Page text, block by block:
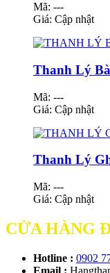
Mã: ---
Giá: Cập nhật
Thanh Lý
Mã: ---
Giá: Cập nhật
Thanh Lý
Mã: ---
Giá: Cập nhật
CỬA HÀNG
Hotline : 0902
Email :